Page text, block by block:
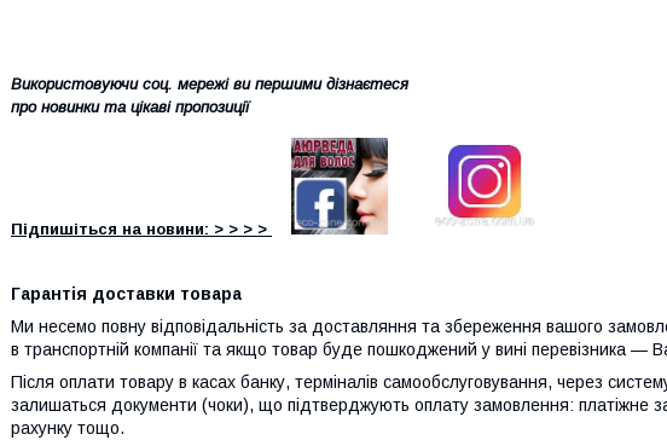
Використовуючи соц. мережі ви першими дізнаєтеся
про новинки та цікаві пропозиції
Підпишіться на новини: > > > >
Гарантія доставки товара
Ми несемо повну відповідальність за доставляння та збереження вашого
в транспортній компанії та якщо товар буде пошкоджений у вині перевізника —
Після оплати товару в касах банку, терміналів самообслуговування, через
залишаться документи (чоки), що підтверджують оплату замовлення: платіжне
рахунку тощо.